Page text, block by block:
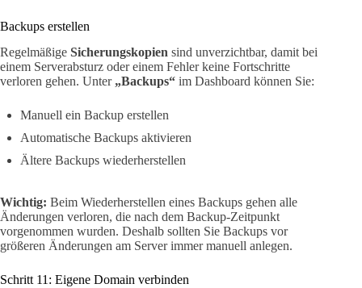
Backups erstellen
Regelmäßige Sicherungskopien sind unverzichtbar, damit bei
einem Serverabsturz oder einem Fehler keine Fortschritte
verloren gehen. Unter „Backups“ im Dashboard können Sie:
Manuell ein Backup erstellen
Automatische Backups aktivieren
Ältere Backups wiederherstellen
Wichtig: Beim Wiederherstellen eines Backups gehen alle
Änderungen verloren, die nach dem Backup-Zeitpunkt
vorgenommen wurden. Deshalb sollten Sie Backups vor
größeren Änderungen am Server immer manuell anlegen.
Schritt 11: Eigene Domain verbinden